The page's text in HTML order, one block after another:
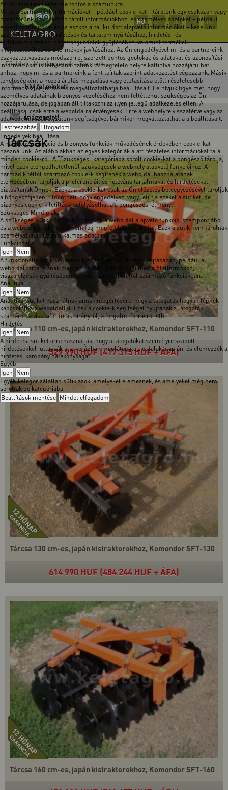
Az Ön adatainak védelme fontos a számunkra
Mi és a partnereink információkat – például cookie-kat – tárolunk egy eszközön vagy
hozzáférünk az eszközön tárolt információkhoz, és személyes adatokat – például
egyedi azonosítókat és az eszköz által küldött alapvető információkat – kezelünk
személyre szabott hirdetések és tartalom nyújtásához, hirdetés- és
tartalomméréshez, nézettségi adatok gyűjtéséhez, valamint termékek
kifejlesztéséhez és a termékek javításához. Az Ön engedélyével mi és a partnereink
eszközleolvasásos módszerrel szerzett pontos geolokációs adatokat és azonosítási
információkat is felhasználhatunk. A megfelelő helyre kattintva hozzájárulhat
ahhoz, hogy mi és a partnereink a fent leírtak szerint adatkezelést végezzünk. Másik
lehetőségként a hozzájárulás megadása vagy elutasítása előtt részletesebb
információkhoz juthat, és megváltoztathatja beállításait. Felhívjuk figyelmét, hogy
személyes adatainak bizonyos kezeléséhez nem feltétlenül szükséges az Ön
hozzájárulása, de jogában áll tiltakozni az ilyen jellegű adatkezelés ellen. A
beállításai csak erre a weboldalra érvényesek. Erre a webhelyre visszatérve vagy az
adatvédelmi szabályzatunk segítségével bármikor megváltoztathatja a beállításait.
Testreszabás Elfogadom
Engedélyek beállítása
A hatékony navigáció és bizonyos funkciók működésének érdekében cookie-kat
használunk. Az alábbiakban az egyes kategóriák alatt részletes információkat talál
minden cookie-ról. A "Szükséges" kategóriába sorolt cookie-kat a böngésző tárolja,
mivel ezek elengedhetetlenül szükségesek a webhely alapvető funkcióihoz. A
harmadik féltől származó cookie-k segítenek a weboldal használatának
elemzésében, tárolják a preferenciáit és releváns tartalmakat és hirdetéseket
biztosítanak Önnek. Ezeket a cookie-kat csak az Ön előzetes beleegyezésével tároljuk
a böngészőjében. Eldöntheti, hogy engedélyezi vagy letiltja ezeket a sütiket, de
bizonyos cookie-k letiltása befolyásolhatja a böngészési élményt.
Szükséges Mindig aktív
A szükséges sütik döntő fontosságúak a weboldal alapvető funkciói szempontjából,
és a weboldal ezek nélkül nem fog megfelelően működni. Ezek a sütik nem tárolnak
személyazonosításra alkalmas adatokat.
Funkcionális
Igen Nem
A funkcionális sütik segítenek bizonyos funkciók végrehajtásában, például a
weboldal tartalmának megosztásában a közösségi média platformokon,
visszajelzések gyűjtésében és más, harmadik féltől származó funkciókban.
Analitika
Igen Nem
Analitikai sütiket használnak annak megértésére, hogy a látogatók hogyan lépnek
kapcsolatba a weboldallal. Ezek a cookie-k segítséget nyújtanak a látogatók
számáról, a visszafordulási arányról, a forgalmi forrásról stb.
Hirdetés
Igen Nem
A hirdetési sütiket arra használják, hogy a látogatókat személyre szabott
hirdetésekkel juttassák el a korábban meglátogatott oldalak alapján, és elemezzék a
hirdetési kampány hatékonyságát.
Egyéb
Igen Nem
Egyéb kategorizálatlan sütik azok, amelyeket elemeznek, és amelyeket még nem
soroltak be kategóriába.
Beállítások mentése Mindet elfogadom
HU EN DE FR RO
Főoldal-Munkagépek-Tárcsák
Hívj fel minket!
Írj üzenetet!
Tárcsák
Tárcsa 110 cm-es, japán kistraktorokhoz, Komondor SFT-110
529 990 HUF (417 315 HUF + ÁFA)
Tárcsa 130 cm-es, japán kistraktorokhoz, Komondor SFT-130
614 990 HUF (484 244 HUF + ÁFA)
Tárcsa 160 cm-es, japán kistraktorokhoz, Komondor SFT-160